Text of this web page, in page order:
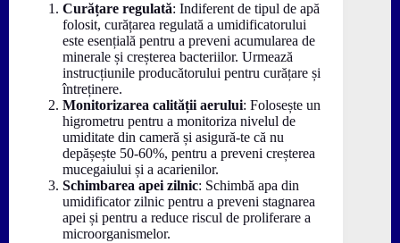
Curățare regulată: Indiferent de tipul de apă
folosit, curățarea regulată a umidificatorului
este esențială pentru a preveni acumularea de
minerale și creșterea bacteriilor. Urmează
instrucțiunile producătorului pentru curățare și
întreținere.
Monitorizarea calității aerului: Folosește un
higrometru pentru a monitoriza nivelul de
umiditate din cameră și asigură-te că nu
depășește 50-60%, pentru a preveni creșterea
mucegaiului și a acarienilor.
Schimbarea apei zilnic: Schimbă apa din
umidificator zilnic pentru a preveni stagnarea
apei și pentru a reduce riscul de proliferare a
microorganismelor.